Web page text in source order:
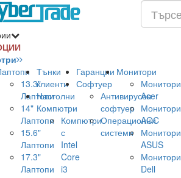
13.3"
Лаптопи
14"
Лаптопи
15.6"
Лаптопи
17.3"
Лаптопи
Тънки
клиенти
Настолни
Компютри
Компютри
с
Intel
Core
i3
Гаранции
Софтуер
Антивирусен
софтуер
Операционни
системи
Монитори
Монитори
Acer
Монитори
AOC
Монитори
ASUS
Монитори
Dell